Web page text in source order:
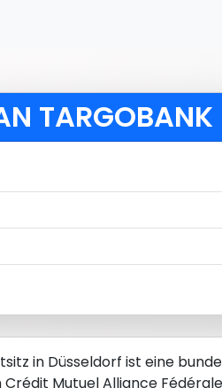
TARGOBANK
in Düsseldorf ist eine
Mutuel Alliance